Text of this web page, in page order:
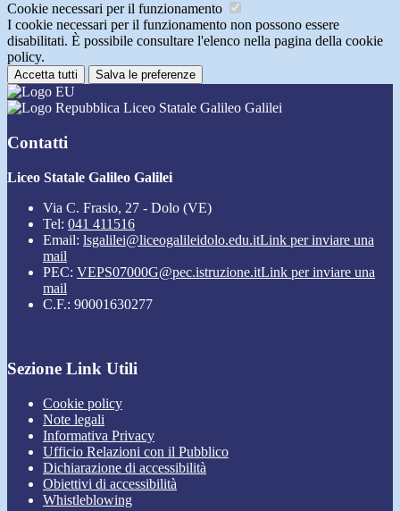
Cookie necessari per il funzionamento
I cookie necessari per il funzionamento non possono essere
disabilitati. È possibile consultare l'elenco nella pagina della cookie
policy.
Accetta tutti Salva le preferenze
Liceo Statale Galileo Galilei
Contatti
Liceo Statale Galileo Galilei
Via C. Frasio, 27 - Dolo (VE)
Tel: 041 411516
Email: lsgalilei@liceogalileidolo.edu.itLink per inviare una
mail
PEC: VEPS07000G@pec.istruzione.itLink per inviare una
mail
C.F.: 90001630277
Sezione Link Utili
Cookie policy
Note legali
Informativa Privacy
Ufficio Relazioni con il Pubblico
Dichiarazione di accessibilità
Obiettivi di accessibilità
Whistleblowing